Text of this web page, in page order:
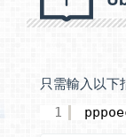
只需輸入以下
1